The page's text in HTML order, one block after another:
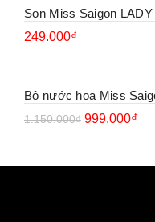
Son Miss Saigon
249.000₫
Bộ nước hoa Miss
1.150.000₫ 999.000₫